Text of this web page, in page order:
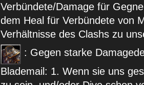
Verbündete/Damage für
dem Heal für Verbündete von
Verhältnisse des Clashs zu
: Gegen starke
Blademail: 1. Wenn sie uns